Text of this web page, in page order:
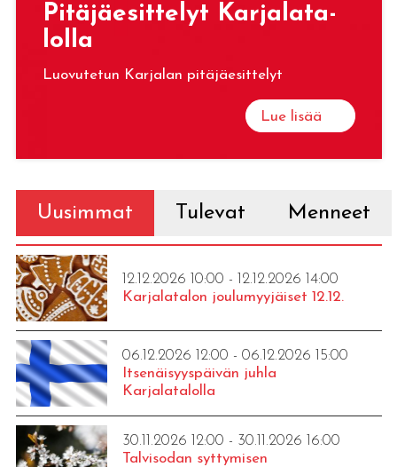
Pi­tä­jäe­sit­te­lyt Kar­ja­la­ta­
lol­la
Luovutetun Karjalan pitäjäesittelyt
Lue lisää
Uusimmat Tulevat Menneet
12.12.2026 10:00 - 12.12.2026 14:00
Karjalatalon joulumyyjäiset 12.12.
06.12.2026 12:00 - 06.12.2026 15:00
Itsenäisyyspäivän juhla
Karjalatalolla
30.11.2026 12:00 - 30.11.2026 16:00
Talvisodan syttymisen